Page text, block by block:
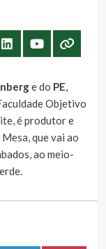
e do PE,
Objetivo
é produtor e
que vai ao
ao meio-